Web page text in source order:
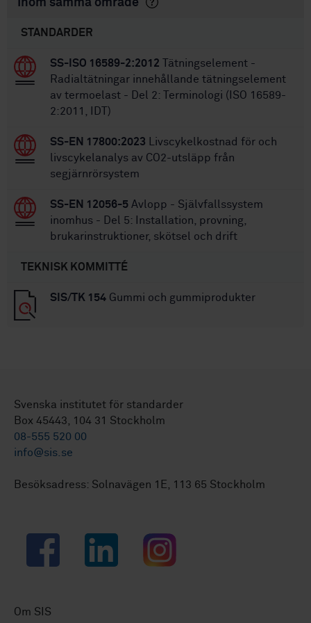
Inom samma område
STANDARDER
SS-ISO 16589-2:2012 Tätningselement -
Radialtätningar innehållande tätningselement
av termoelast - Del 2: Terminologi (ISO 16589-
2:2011, IDT)
SS-EN 17800:2023 Livscykelkostnad för och
livscykelanalys av CO2-utsläpp från
segjärnrörsystem
SS-EN 12056-5 Avlopp - Självfallssystem
inomhus - Del 5: Installation, provning,
brukarinstruktioner, skötsel och drift
TEKNISK KOMMITTÉ
SIS/TK 154 Gummi och gummiprodukter
Svenska institutet för standarder
Box 45443, 104 31 Stockholm
08-555 520 00
info@sis.se
Besöksadress: Solnavägen 1E, 113 65 Stockholm
Facebook LinkedIn Instagram
Om SIS